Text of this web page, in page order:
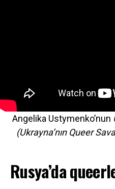
Angelika Ustymenko’nun
(Ukrayna’nın Queer
Rusya’da